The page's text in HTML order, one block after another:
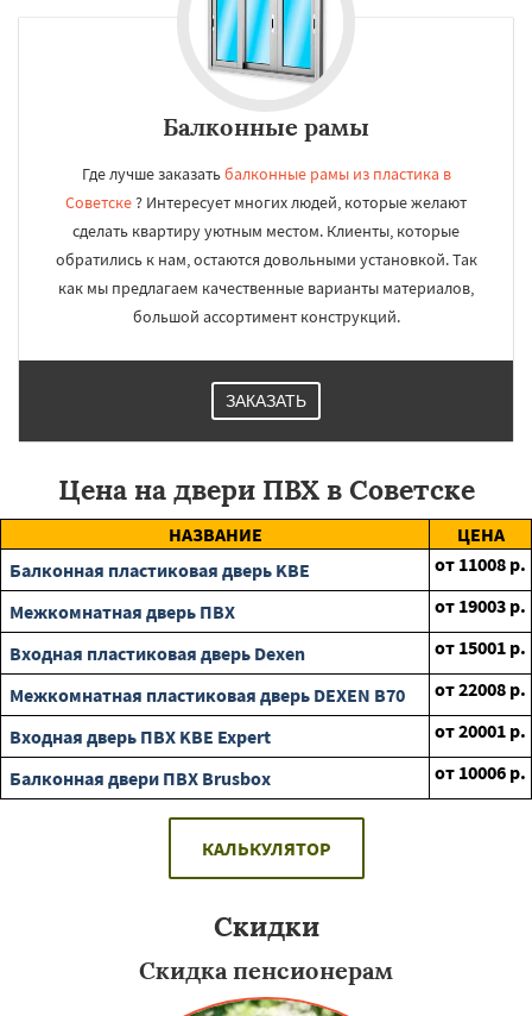
Балконные рамы
Где лучше заказатьбалконные рамы из пластика в
Советске? Интересует многих людей, которые желают
сделать квартиру уютным местом. Клиенты, которые
обратились к нам, остаются довольными установкой. Так
как мы предлагаем качественные варианты материалов,
большой ассортимент конструкций.
ЗАКАЗАТЬ
Цена на двери ПВХ в Советске
НАЗВАНИЕ
ЦЕНА
Балконная пластиковая дверь KBE
от 11008 р.
Межкомнатная дверь ПВХ
от 19003 р.
Входная пластиковая дверь Dexen
от 15001 р.
Межкомнатная пластиковая дверь DEXEN B70
от22008 р.
Входная дверь ПВХ KBE Expert
от20001 р.
Балконная двери ПВХ Brusbox
от 10006 р.
КАЛЬКУЛЯТОР
Скидки
Скидка пенсионерам